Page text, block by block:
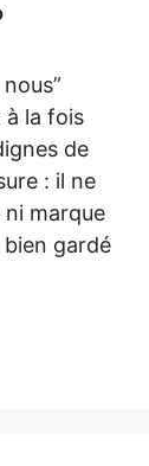
à la fois
de
: il ne
marque
bien gardé